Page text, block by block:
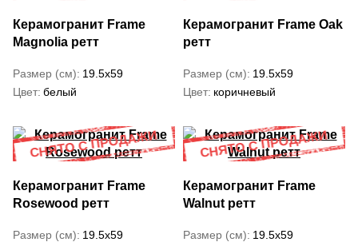
Керамогранит Frame
Magnolia ретт
Размер (см) 19.5x59
Цвет белый
Керамогранит Frame Oak
ретт
Размер (см) 19.5x59
Цвет коричневый
Керамогранит Frame
Rosewood ретт
Размер (см) 19.5x59
Керамогранит Frame
Walnut ретт
Размер (см) 19.5x59